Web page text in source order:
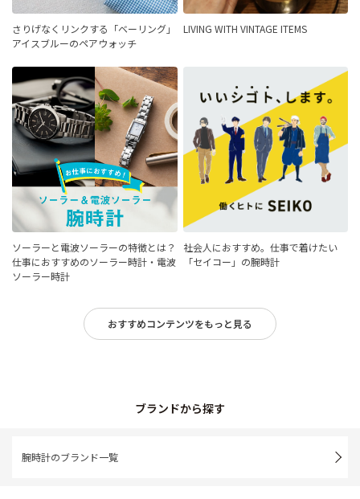
さりげなくリンクする「ベーリング」
アイスブルーのペアウォッチ
LIVING WITH VINTAGE ITEMS
ソーラーと電波ソーラーの特徴とは？
仕事におすすめのソーラー時計・電波
ソーラー時計
社会人におすすめ。仕事で着けたい
「セイコー」の腕時計
おすすめコンテンツをもっと見る
ブランドから探す
腕時計のブランド一覧